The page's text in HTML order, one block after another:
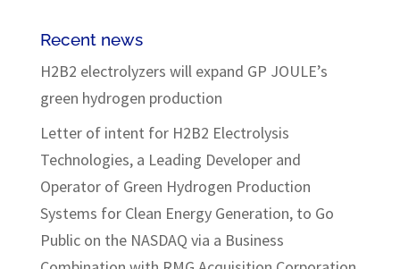
Recent news
H2B2 electrolyzers will expand GP JOULE’s
green hydrogen production
Letter of intent for H2B2 Electrolysis
Technologies, a Leading Developer and
Operator of Green Hydrogen Production
Systems for Clean Energy Generation, to Go
Public on the NASDAQ via a Business